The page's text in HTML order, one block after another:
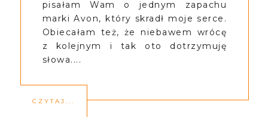
pisałam Wam o jednym zapachu
marki Avon, który skradł moje serce.
Obiecałam też, że niebawem wrócę
z kolejnym i tak oto dotrzymuję
słowa....
CZYTAJ...